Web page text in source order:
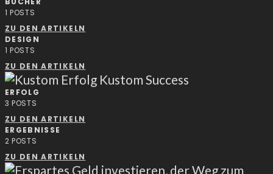
1 POSTS
ZU DEN ARTIKELN
DESIGN
1 POSTS
ZU DEN ARTIKELN
ERFOLG
3 POSTS
ZU DEN ARTIKELN
ERGEBNISSE
2 POSTS
ZU DEN ARTIKELN